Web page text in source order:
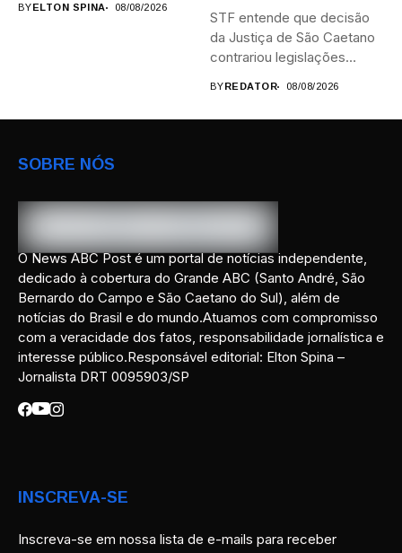
BYELTON SPINA 08/08/2026
STF entende que decisão
da Justiça de São Caetano
contrariou legislações
BYREDATOR 08/08/2026
SOBRE NÓS
O News ABC Post é um portal de notícias independente,
dedicado à cobertura do Grande ABC (Santo André, São
Bernardo do Campo e São Caetano do Sul), além de
notícias do Brasil e do mundo.Atuamos com compromisso
com a veracidade dos fatos, responsabilidade jornalística e
interesse público.Responsável editorial: Elton Spina –
Jornalista DRT 0095903/SP
INSCREVA-SE
Inscreva-se em nossa lista de e-mails para receber